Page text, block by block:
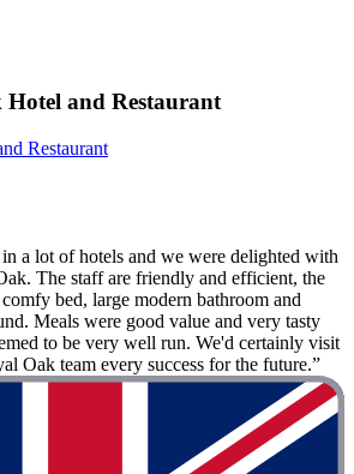
and Restaurant
Restaurant
a lot of hotels and we were delighted with
The staff are friendly and efficient, the
bed, large modern bathroom and
Meals were good value and very tasty
to be very well run. We'd certainly visit
Oak team every success for the future.”